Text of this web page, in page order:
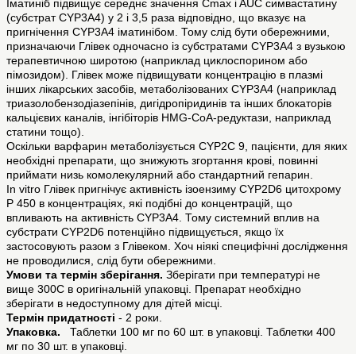
Іматиніб підвищує середнє значення Сmax i AUC симвастатину
(субстрат CYP3A4) у 2 і 3,5 раза відповідно, що вказує на
пригнічення CYP3A4 іматинібом. Тому слід бути обережними,
призначаючи Глівек одночасно із субстратами CYP3A4 з вузькою
терапевтичною широтою (наприклад циклоспорином або
пімозидом). Глівек може підвищувати концентрацію в плазмі
інших лікарських засобів, метаболізованих CYP3A4 (наприклад
триазолобензодіазепінів, дигідропіридинів та інших блокаторів
кальцієвих каналів, інгібіторів HMG-CoA-редуктази, наприклад
статини тощо).
Оскільки варфарин метаболізується CYP2С 9, пацієнти, для яких
необхідні препарати, що знижують згортання крові, повинні
приймати низь комолекулярний або стандартний гепарин.
In vitro Глівек пригнічує активність ізоензиму CYP2D6 цитохрому
Р 450 в концентраціях, які подібні до концентрацій, що
впливають на активність CYP3A4. Тому системний вплив на
субстрати CYP2D6 потенційно підвищується, якщо їх
застосовують разом з Глівеком. Хоч ніякі специфічні дослідження
не проводилися, слід бути обережними.
Умови та термiн зберiгання. Зберігати при температурі не
вище 300С в оригінальній упаковці. Препарат необхідно
зберігати в недоступному для дітей місці.
Термін придатності - 2 роки.
Упаковка.
Таблетки 100 мг по 60 шт. в упаковці. Таблетки 400
мг по 30 шт. в упаковці.